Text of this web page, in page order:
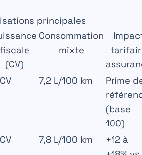
principales
fiscale
(CV)
Consommation
mixte
7,2 L/100 km
Prime
(base
100)
7,8 L/100 km
+12 à